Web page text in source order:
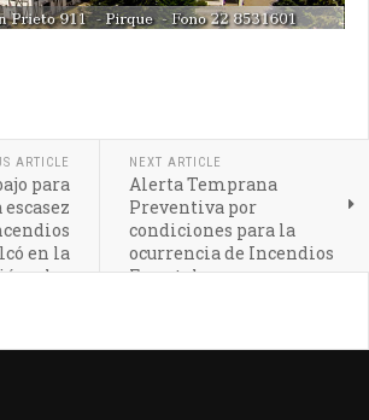
ARTICLE
para
en la
y las
NEXT ARTICLE
Alerta Temprana
Preventiva por
condiciones para la
ocurrencia de Incendios
Forestales